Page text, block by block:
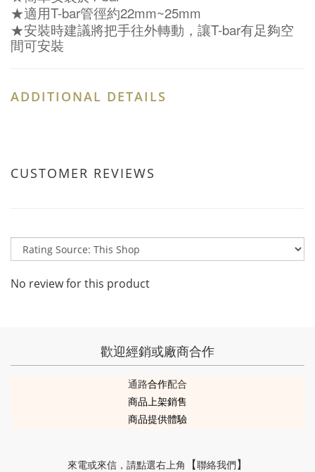
★適用T-bar管徑約22mm~25mm
★安裝時建議將把手往外轉動，讓T-bar有足夠空
間可安裝
ADDITIONAL DETAILS
CUSTOMER REVIEWS
No review for this product
歡迎經銷或廠商合作
通路合作配合
商品上架銷售
商品提供體驗
來電或來信 ，請點選右上角 【聯絡我們 】